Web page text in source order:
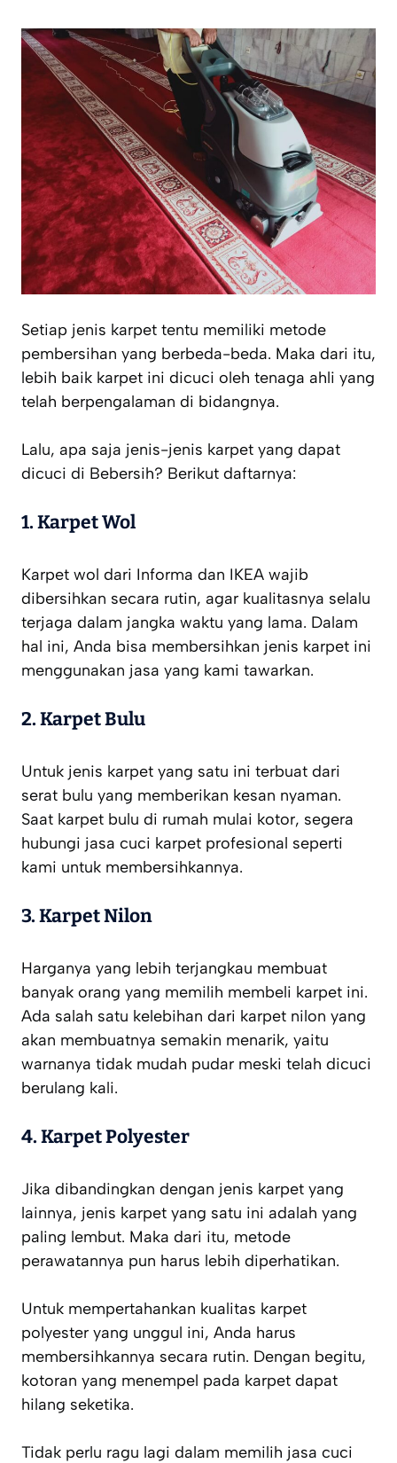
Setiap jenis karpet tentu memiliki metode
pembersihan yang berbeda-beda. Maka dari itu,
lebih baik karpet ini dicuci oleh tenaga ahli yang
telah berpengalaman di bidangnya.
Lalu, apa saja jenis-jenis karpet yang dapat
dicuci di Bebersih? Berikut daftarnya:
1. Karpet Wol
Karpet wol dari Informa dan IKEA wajib
dibersihkan secara rutin, agar kualitasnya selalu
terjaga dalam jangka waktu yang lama. Dalam
hal ini, Anda bisa membersihkan jenis karpet ini
menggunakan jasa yang kami tawarkan.
2. Karpet Bulu
Untuk jenis karpet yang satu ini terbuat dari
serat bulu yang memberikan kesan nyaman.
Saat karpet bulu di rumah mulai kotor, segera
hubungi jasa cuci karpet profesional seperti
kami untuk membersihkannya.
3. Karpet Nilon
Harganya yang lebih terjangkau membuat
banyak orang yang memilih membeli karpet ini.
Ada salah satu kelebihan dari karpet nilon yang
akan membuatnya semakin menarik, yaitu
warnanya tidak mudah pudar meski telah dicuci
berulang kali.
4. Karpet Polyester
Jika dibandingkan dengan jenis karpet yang
lainnya, jenis karpet yang satu ini adalah yang
paling lembut. Maka dari itu, metode
perawatannya pun harus lebih diperhatikan.
Untuk mempertahankan kualitas karpet
polyester yang unggul ini, Anda harus
membersihkannya secara rutin. Dengan begitu,
kotoran yang menempel pada karpet dapat
hilang seketika.
Tidak perlu ragu lagi dalam memilih jasa cuci